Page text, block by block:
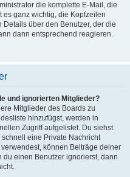
die komplette E-Mail, die
es ganz wichtig, die Kopfzeilen
über den Benutzer, der die
dann entsprechend reagieren.
und ignorierten Mitglieder?
Mitglieder des Boards zu
hinzufügst, werden in
Zugriff aufgelistet. Du siehst
eine Private Nachricht
können Beiträge deiner
du einen Benutzer ignorierst, dann